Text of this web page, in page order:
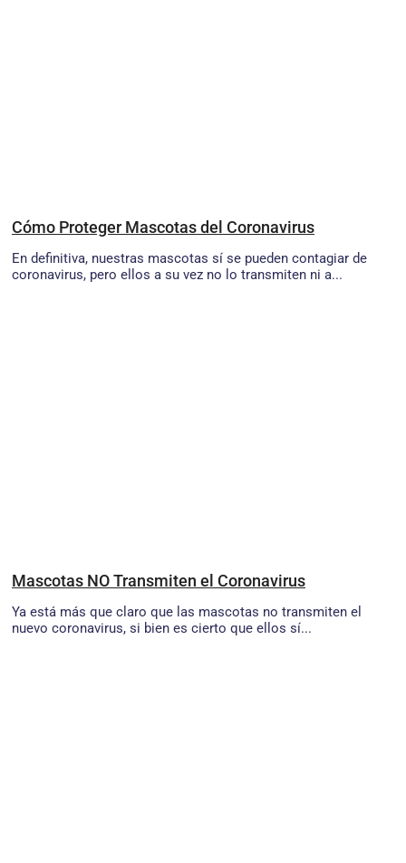
Cómo Proteger Mascotas del Coronavirus
En definitiva, nuestras mascotas sí se pueden contagiar de
coronavirus, pero ellos a su vez no lo transmiten ni a...
Mascotas NO Transmiten el Coronavirus
Ya está más que claro que las mascotas no transmiten el
nuevo coronavirus, si bien es cierto que ellos sí...